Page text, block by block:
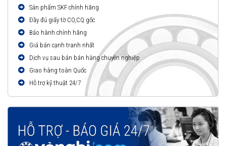
Sản phẩm SKF chính hãng
Đầy đủ giấy tờ CO,CQ gốc
Bảo hành chính hãng
Giá bán cạnh tranh nhất
Dịch vụ sau bán bán hàng chuyên nghiệp
Giao hàng toàn Quốc
Hỗ trợ kỹ thuật 24/7